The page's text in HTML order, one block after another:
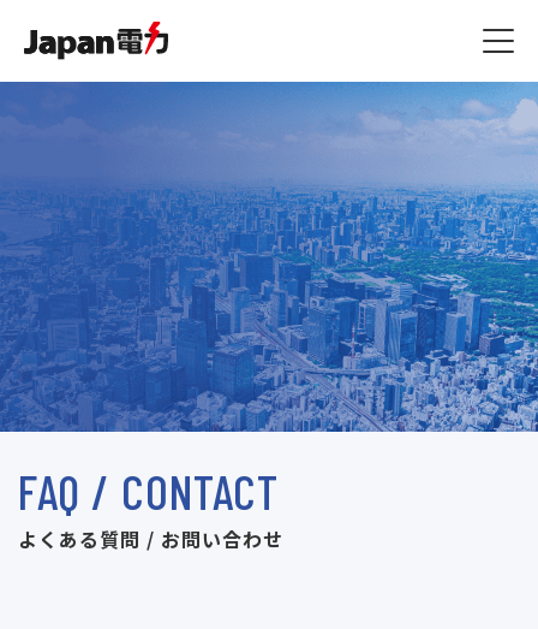
燃料費等調整額
JSプラン
ガス漏れ時の緊急対応
ジャパン家電修理アシスト
ジャパン端末アシスト
ジャパン駆けつけアシスト
ご利用規約
その他
コラム一覧
よくある質問 / お問い合
マイページ
FAQ / CONTACT
よくある質問 / お問い合わせ